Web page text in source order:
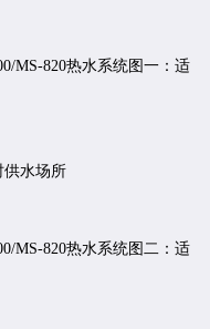
MS-820热水系统图一：适
水场所
MS-820热水系统图二：适